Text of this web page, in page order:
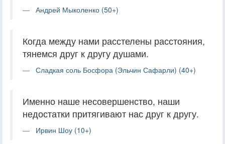
Андрей Мыколенко (50+)
Когда между нами расстелены расстояния,
тянемся друг к другу душами.
Сладкая соль Босфора (Эльчин Сафарли) (40+)
Именно наше несовершенство, наши
недостатки притягивают нас друг к другу.
Ирвин Шоу (10+)